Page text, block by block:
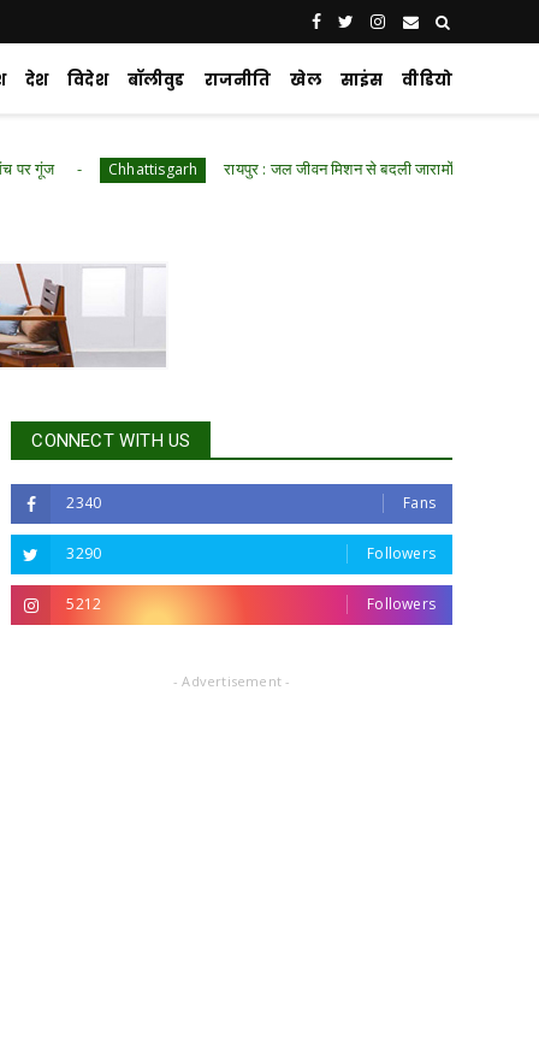
देश विदेश बॉलीवुड राजनीति खेल साइंस वीडियो
Chhattisgarh रायपुर : जल जीवन मिशन से बदली जारामोंगिया की तस्वीर
CONNECT WITH US
2340 Fans
3290 Followers
5212 Followers
- Advertisement -